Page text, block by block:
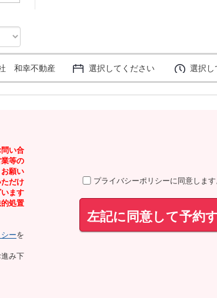
和幸不動産 選択してください 選択し
い合
等の
願い
だけ
ます
処置
ーを
み下
プライバシーポリシーに同意します
左記に同意して予約